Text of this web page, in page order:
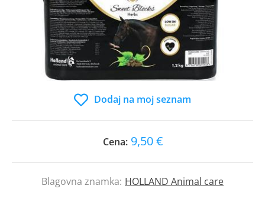
Dodaj na moj seznam
Cena: 9,50 €
Blagovna znamka: HOLLAND Animal care